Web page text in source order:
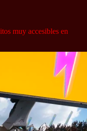
muy accesibles en